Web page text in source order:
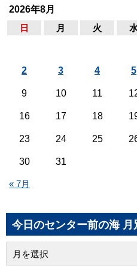
2026年8月
日
月 火
« 7月
2 3 4 5
9 10 11
16 17 18
23 24 25
30 31
今日のセンター前の海 月